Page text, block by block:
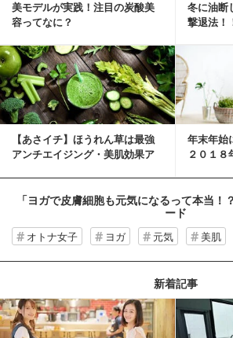
美モデルが実践！注目の炭酸美
容ってなに？
冬に油断
撃退法！
【あさイチ】ほうれん草は最強
アンチエイジング・美肌効果ア
年末年始
２０１８
「ヨガで皮膚細胞も元気になるって本当！
ード
オトナ女子 ヨガ 元気 美肌
新着記事